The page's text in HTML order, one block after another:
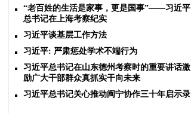
“老百姓的生活是家事，更是国事”——习近平
总书记在上海考察纪实
习近平谈基层工作方法
习近平: 严肃惩处学术不端行为
习近平总书记在山东德州考察时的重要讲话激
励广大干部群众真抓实干向未来
习近平总书记关心推动闽宁协作三十年启示录